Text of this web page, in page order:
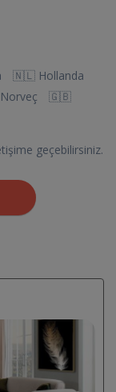
🇳🇱 Hollanda
🇬🇧
geçebilirsiniz.